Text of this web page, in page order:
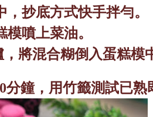
，抄底方式快手拌勻。
模噴上菜油。
將混合糊倒入蛋糕模
分鐘，用竹籤測試已熟